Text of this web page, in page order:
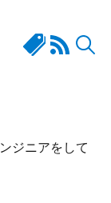
ジニアをして